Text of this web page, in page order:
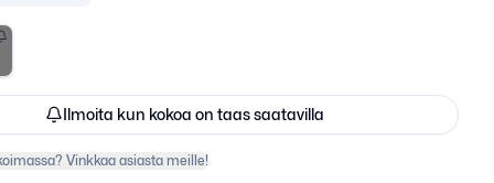
Ilmoita kun kokoa on taas saatavilla
Vinkkaa asiasta meille!